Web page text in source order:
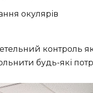
окулярів
контроль
будь-які